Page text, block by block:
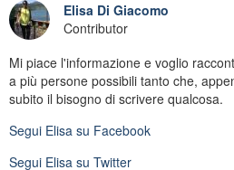
Elisa Di Giacomo
Contributor
Mi piace l'informazione e voglio
a più persone possibili tanto che,
subito il bisogno di scrivere qualcosa.
Segui Elisa su Facebook
Segui Elisa su Twitter